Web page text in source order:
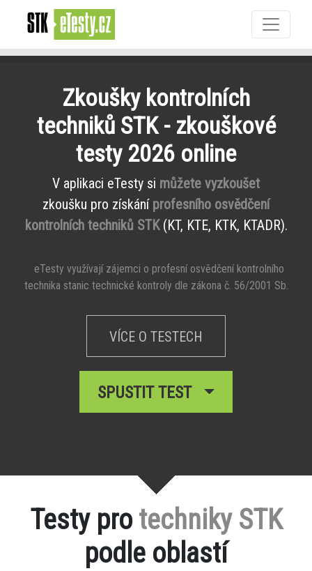
Zkoušky kontrolních
techniků STK - zkouškové
testy 2026 online
V aplikaci eTesty si můžete vyzkoušet
zkoušku pro získání profesního osvědčení
kontrolních techniků STK (KT, KTE, KTK, KTADR).
eTesty využívají zájemci o profesní osvědčení kontrolního
technika stanic technické kontroly dle zákona č. 56/2001 Sb.
VÍCE O TESTECH
SPUSTIT TEST
Testy protechniky STK
podle oblastí